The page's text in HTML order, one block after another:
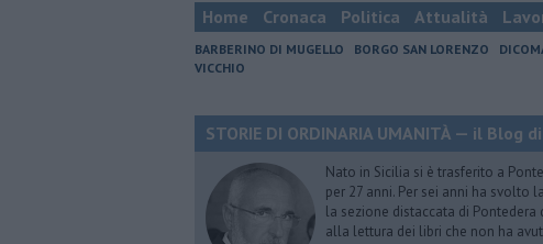
Home Cronaca Politica Attualità
BARBERINO DI MUGELLO BORGO SAN LORENZO
VICCHIO
STORIE DI ORDINARIA UMANITÀ — il Blog
Nato in Sicilia si è trasferito a
per 27 anni. Per sei anni ha svolto
la sezione distaccata di
alla lettura dei libri che non ha